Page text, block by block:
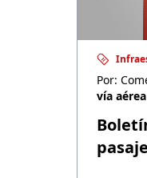
Por:
vía aérea